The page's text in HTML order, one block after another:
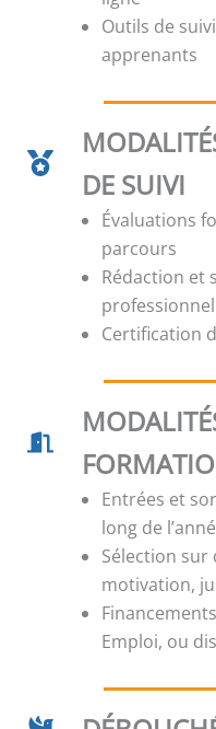
Outils de
apprenants
DE SUIVI
Évaluations
parcours
Rédaction et
professionnel
Certification
Entrées et
long de
Sélection sur
motivation,
Emploi, ou